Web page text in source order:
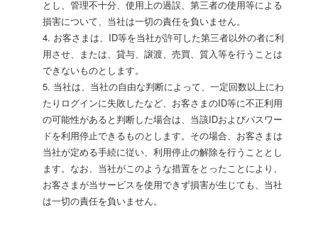
とし、管理不十分、使用上の過誤、第三者の使用等による
損害について、当社は一切の責任を負いません。
4. お客さまは、ID等を当社が許可した第三者以外の者に利
用させ、または、貸与、譲渡、売買、質入等を行うことは
できないものとします。
5. 当社は、当社の自由な判断によって、一定回数以上にわ
たりログインに失敗したなど、お客さまのID等に不正利用
の可能性があると判断した場合は、当該IDおよびパスワー
ドを利用停止できるものとします。その場合、お客さまは
当社が定める手続に従い、利用停止の解除を行うこととし
ます。なお、当社がこのような措置をとったことにより、
お客さまが当サービスを使用できず損害が生じても、当社
は一切の責任を負いません。